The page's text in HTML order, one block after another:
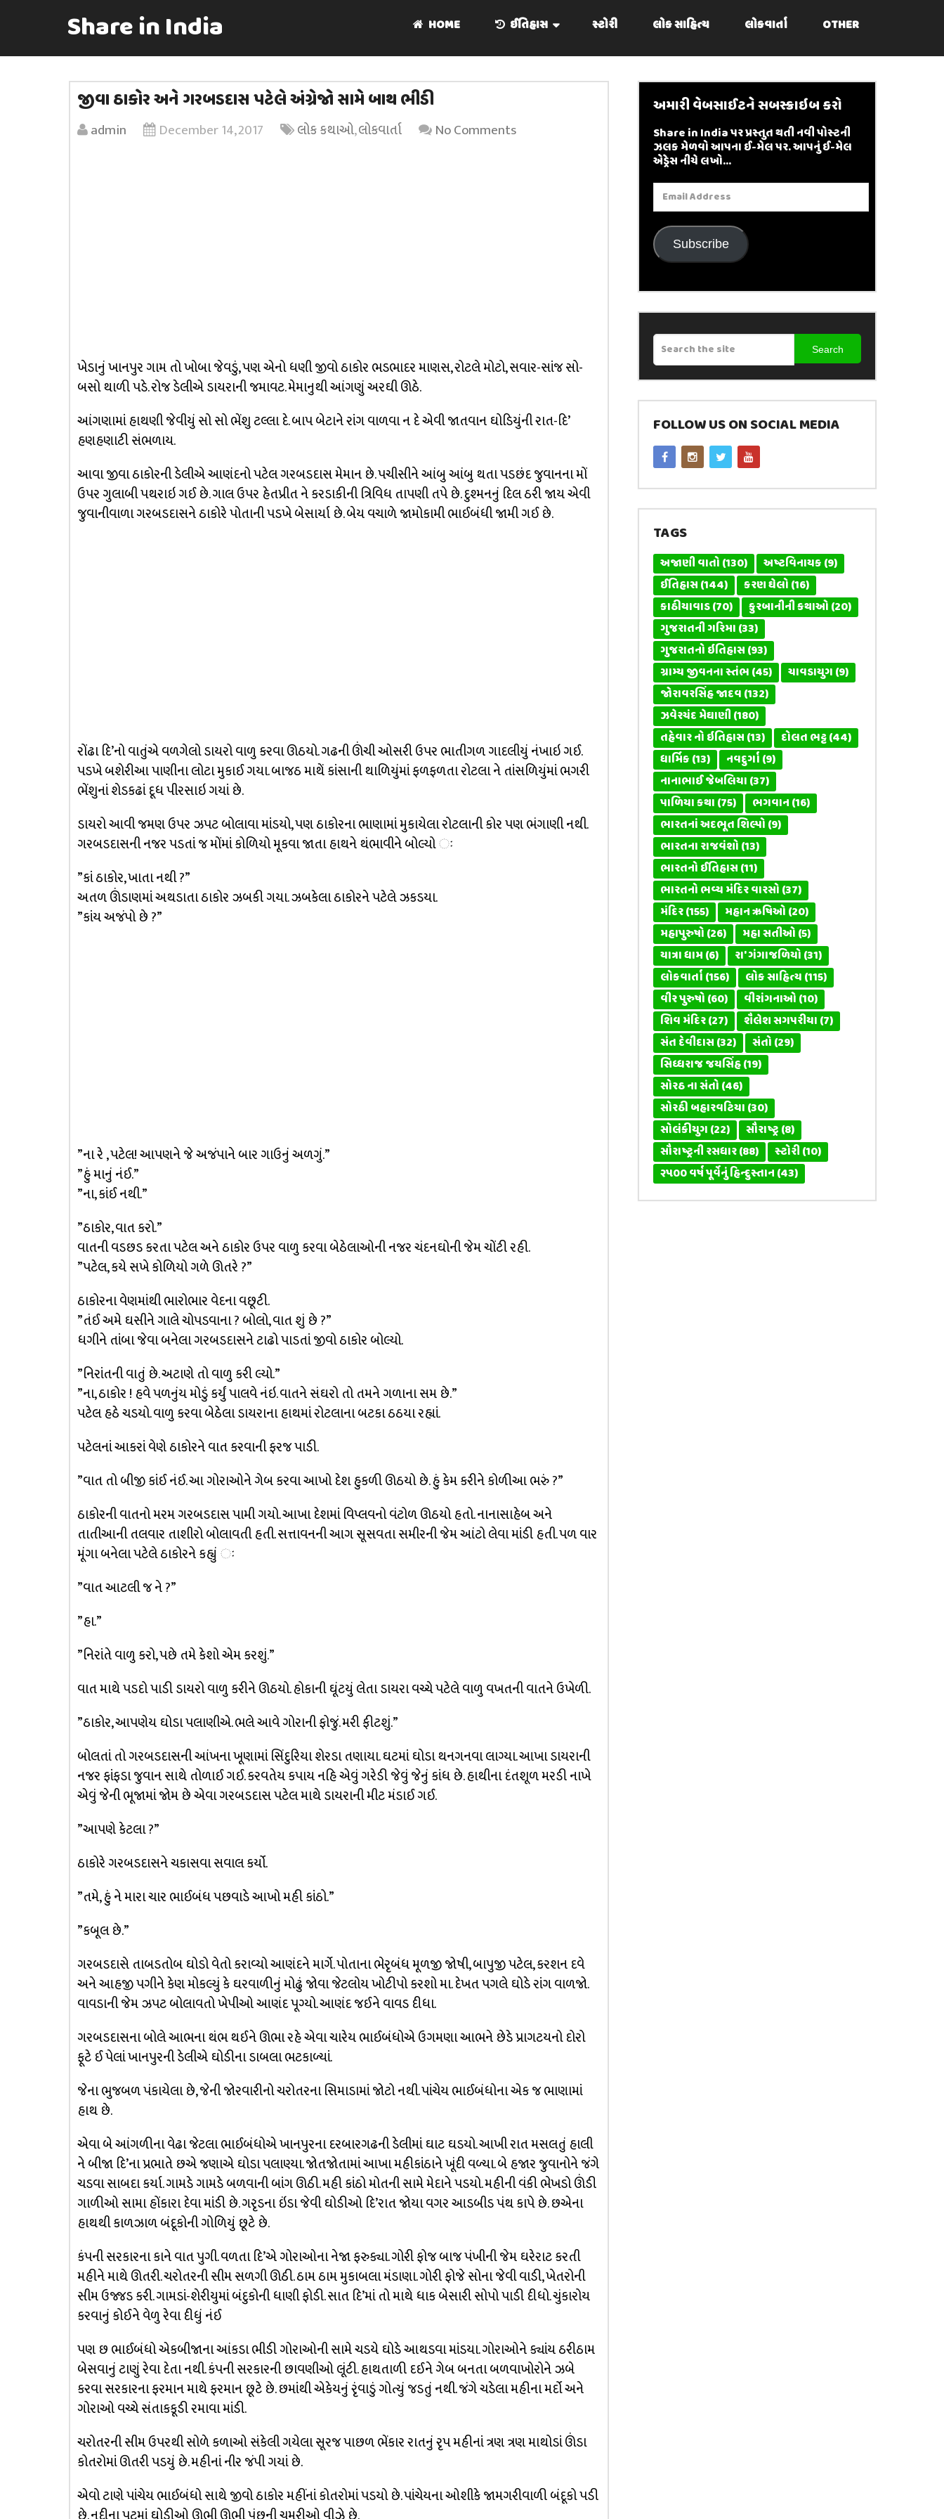
Share in India HOME ઈતિહાસ સ્ટોરી લોક સાહિત્ય લોકવાર્તા OTHER
જીવા ઠાકોર અને ગરબડદાસ પટેલે અંગ્રેજો સામે બાથ ભીડી
admin December 14, 2017 લોક કથાઓ,લોકવાર્તા No Comments
ખેડાનું ખાનપુર ગામ તો ખોબા જેવડું, પણ એનો ધણી જીવો ઠાકોર ભડભાદર માણસ, રોટલે મોટો, સવાર-સાંજ સો-
બસો થાળી પડે. રોજ ડેલીએ ડાયરાની જમાવટ. મેમાનુથી આંગણું અરઘી ઊઠે.
આંગણામાં હાથણી જેવીયું સો સો ભેંશુ ટલ્લા દે. બાપ બેટાને રાંગ વાળવા ન દે એવી જાતવાન ઘોડિયુંની રાત-દિ’
હણહણાટી સંભળાય.
આવા જીવા ઠાકોરની ડેલીએ આણંદનો પટેલ ગરબડદાસ મેમાન છે. પચીસીને આંબુ આંબુ થતા પડછંદ જુવાનના મોં
ઉપર ગુલાબી પથરાઇ ગઈ છે. ગાલ ઉપર હેતપ્રીત ને કરડાકીની ત્રિવિધ તાપણી તપે છે. દુશ્મનનું દિલ ઠરી જાય એવી
જુવાનીવાળા ગરબડદાસને ઠાકોરે પોતાની પડખે બેસાર્યા છે. બેય વચાળે જામોકામી ભાઈબંધી જામી ગઈ છે.
રોંઢા દિ’નો વાતુંએ વળગેલો ડાયરો વાળુ કરવા ઊઠયો. ગઢની ઊંચી ઓસરી ઉપર ભાતીગળ ગાદલીયું નંખાઇ ગઈ.
પડખે બશેરીઆ પાણીના લોટા મુકાઈ ગયા. બાજઠ માથેં કાંસાની થાળિયુંમાં ફળફળતા રોટલા ને તાંસળિયુંમાં ભગરી
ભેંશુનાં શેડકઢાં દૂધ પીરસાઇ ગયાં છે.
ડાયરો આવી જમણ ઉપર ઝપટ બોલાવા માંડયો, પણ ઠાકોરના ભાણામાં મુકાયેલા રોટલાની કોર પણ ભંગાણી નથી.
ગરબડદાસની નજર પડતાં જ મોંમાં કોળિયો મૂકવા જાતા હાથને થંભાવીને બોલ્યો ઃ
”કાં ઠાકોર, ખાતા નથી ?”
અતળ ઊંડાણમાં અથડાતા ઠાકોર ઝબકી ગયા. ઝબકેલા ઠાકોરને પટેલે ઝકડયા.
”કાંય અજંપો છે ?”
”ના રે , પટેલ! આપણને જે અજંપાને બાર ગાઉનું અળગું.”
”હું માનું નંઈ.”
”ના, કાંઈ નથી.”
”ઠાકોર, વાત કરો.”
વાતની વડછડ કરતા પટેલ અને ઠાકોર ઉપર વાળુ કરવા બેઠેલાઓની નજર ચંદનઘોની જેમ ચોંટી રહી.
”પટેલ, કયે સખે કોળિયો ગળે ઊતરે ?”
ઠાકોરના વેણમાંથી ભારોભાર વેદના વછૂટી.
”તંઈ અમે ઘસીને ગાલે ચોપડવાના ? બોલો, વાત શું છે ?”
ધગીને તાંબા જેવા બનેલા ગરબડદાસને ટાઢો પાડતાં જીવો ઠાકોર બોલ્યો.
”નિરાંતની વાતું છે. અટાણે તો વાળુ કરી લ્યો.”
”ના, ઠાકોર ! હવે પળનુંય મોડું કર્યું પાલવે નંઇ. વાતને સંઘરો તો તમને ગળાના સમ છે.”
પટેલ હઠે ચડયો. વાળુ કરવા બેઠેલા ડાયરાના હાથમાં રોટલાના બટકા ઠઠયા રહ્યાં.
પટેલનાં આકરાં વેણે ઠાકોરને વાત કરવાની ફરજ પાડી.
”વાત તો બીજી કાંઈ નંઈ. આ ગોરાઓને ગેબ કરવા આખો દેશ હુકળી ઊઠયો છે. હું કેમ કરીને કોળીઆ ભરું ?”
ઠાકોરની વાતનો મરમ ગરબડદાસ પામી ગયો. આખા દેશમાં વિપ્લવનો વંટોળ ઊઠયો હતો. નાનાસાહેબ અને
તાતીઆની તલવાર તાશીરો બોલાવતી હતી. સત્તાવનની આગ સૂસવતા સમીરની જેમ આંટો લેવા માંડી હતી. પળ વાર
મૂંગા બનેલા પટેલે ઠાકોરને કહ્યું ઃ
”વાત આટલી જ ને ?”
”હા.”
”નિરાંતે વાળુ કરો, પછે તમે કેશો એમ કરશું.”
વાત માથે પડદો પાડી ડાયરો વાળુ કરીને ઊઠયો. હોકાની ઘૂંટયું લેતા ડાયરા વચ્ચે પટેલે વાળુ વખતની વાતને ઉખેળી.
”ઠાકોર, આપણેય ઘોડા પલાણીએ. ભલે આવે ગોરાની ફોજું. મરી ફીટશું.”
બોલતાં તો ગરબડદાસની આંખના ખૂણામાં સિંદુરિયા શેરડા તણાયા. ઘટમાં ઘોડા થનગનવા લાગ્યા. આખા ડાયરાની
નજર ફાંફડા જુવાન સાથે તોળાઈ ગઈ. કરવતેય કપાય નહિ એવું ગરેડી જેવું જેનું કાંધ છે. હાથીના દંતશૂળ મરડી નાખે
એવું જેની ભૂજામાં જોમ છે એવા ગરબડદાસ પટેલ માથે ડાયરાની મીટ મંડાઈ ગઈ.
”આપણે કેટલા ?”
ઠાકોરે ગરબડદાસને ચકાસવા સવાલ કર્યો.
”તમે, હું ને મારા ચાર ભાઈબંધ પછવાડે આખો મહી કાંઠો.”
”કબૂલ છે.”
ગરબડદાસે તાબડતોબ ઘોડો વેતો કરાવ્યો આણંદને માર્ગે. પોતાના ભેરૃબંધ મૂળજી જોષી, બાપુજી પટેલ, કરશન દવે
અને આહજી પગીને કેણ મોકલ્યું કે ઘરવાળીનું મોઢું જોવા જેટલોય ખોટીપો કરશો મા. દેખત પગલે ઘોડે રાંગ વાળજો.
વાવડાની જેમ ઝપટ બોલાવતો ખેપીઓ આણંદ પૂગ્યો. આણંદ જઈને વાવડ દીધા.
ગરબડદાસના બોલે આભના થંભ થઈને ઊભા રહે એવા ચારેય ભાઈબંધોએ ઉગમણા આભને છેડે પ્રાગટયનો દોરો
ફૂટે ઈ પેલાં ખાનપુરની ડેલીએ ઘોડીના ડાબલા ભટકાળ્યાં.
જેના ભુજબળ પંકાયેલા છે, જેની જોરવારીનો ચરોતરના સિમાડામાં જોટો નથી. પાંચેય ભાઈબંધોના એક જ ભાણામાં
હાથ છે.
એવા બે આંગળીના વેઢા જેટલા ભાઈબંધોએ ખાનપુરના દરબારગઢની ડેલીમાં ઘાટ ઘડયો. આખી રાત મસલતું હાલી
ને બીજા દિ’ના પ્રભાતે છએ જણાએ ઘોડા પલાણ્યા. જોતજોતામાં આખા મહીકાંઠાને ખૂંદી વળ્યા. બે હજાર જુવાનોને જંગે
ચડવા સાબદા કર્યા. ગામડે ગામડે બળવાની બાંગ ઊઠી. મહી કાંઠો મોતની સામે મેદાને પડયો. મહીની વંકી ભેખડો ઊંડી
ગાળીઓ સામા હોંકારા દેવા માંડી છે. ગરૃડના ઇંડા જેવી ઘોડીઓ દિ’રાત જોયા વગર આડબીડ પંથ કાપે છે. છએના
હાથથી કાળઝાળ બંદૂકોની ગોળિયું છૂટે છે.
કંપની સરકારના કાને વાત પુગી. વળતા દિ’એ ગોરાઓના નેજા ફરુક્યા. ગોરી ફોજ બાજ પંખીની જેમ ઘરેરાટ કરતી
મહીને માથે ઊતરી. ચરોતરની સીમ સળગી ઊઠી. ઠામ ઠામ મુકાબલા મંડાણા. ગોરી ફોજે સોના જેવી વાડી, ખેતરોની
સીમ ઉજ્જડ કરી. ગામડાં-શેરીયુમાં બંદુકોની ધાણી ફોડી. સાત દિ’માં તો માથે ધાક બેસારી સોપો પાડી દીધો. ચુંકારોય
કરવાનું કોઈને વેળુ રેવા દીધું નંઈ
પણ છ ભાઈબંધો એકબીજાના આંકડા ભીડી ગોરાઓની સામે ચડયે ઘોડે આથડવા માંડયા. ગોરાઓને ક્યાંય ઠરીઠામ
બેસવાનું ટાણું રેવા દેતા નથી. કંપની સરકારની છાવણીઓ લૂંટી. હાથતાળી દઈને ગેબ બનતા બળવાખોરોને ઝબે
કરવા સરકારના ફરમાન માથે ફરમાન છૂટે છે. છમાંથી એકેયનું રૃંવાડું ગોત્યું જડતું નથી. જંગે ચડેલા મહીના મર્દો અને
ગોરાઓ વચ્ચે સંતાકકૂડી રમાવા માંડી.
ચરોતરની સીમ ઉપરથી સોળે કળાઓ સંકેલી ગયેલા સૂરજ પાછળ ભેંકાર રાતનું રૃપ મહીનાં ત્રણ ત્રણ માથોડાં ઊંડા
કોતરોમાં ઊતરી પડયું છે. મહીનાં નીર જંપી ગયાં છે.
એવો ટાણે પાંચેય ભાઈબંધો સાથે જીવો ઠાકોર મહીંનાં કોતરોમાં પડયો છે. પાંચેયના ઓશીકે જામગરીવાળી બંદૂકો પડી
અમારી વેબસાઈટને સબસ્ક્રાઇબ કરો
Share in India પર પ્રસ્તુત થતી નવી પોસ્ટની
ઝલક મેળવો આપના ઈ-મેલ પર. આપનું ઈ-મેલ
એડ્રેસ નીચે લખો...
Email
Address
Subscribe
Search
FOLLOW US ON SOCIAL MEDIA
TAGS
અજાણી વાતો(130) અષ્ટવિનાયક(9)
ઈતિહાસ(144) કરણ ઘેલો(16)
કાઠીયાવાડ(70) કુરબાનીની કથાઓ(20)
ગુજરાતની ગરિમા(33)
ગુજરાતનો ઇતિહાસ(93)
ગ્રામ્ય જીવનના સ્તંભ(45) ચાવડાયુગ(9)
જોરાવરસિંહ જાદવ(132)
ઝવેરચંદ મેઘાણી(180)
તહેવાર નો ઇતિહાસ(13) દોલત ભટ્ટ(44)
ધાર્મિક(13) નવદુર્ગા(9)
નાનાભાઈ જેબલિયા(37)
પાળિયા કથા(75) ભગવાન(16)
ભારતનાં અદભૂત શિલ્પો(9)
ભારતના રાજવંશો(13)
ભારતનો ઈતિહાસ(11)
ભારતનો ભવ્ય મંદિર વારસો(37)
મંદિર(155) મહાન ઋષિઓ(20)
મહાપુરુષો(26) મહા સતીઓ(5)
યાત્રા ધામ(6) રા' ગંગાજળિયો(31)
લોકવાર્તા(156) લોક સાહિત્ય(115)
વીર પુરુષો(60) વીરાંગનાઓ(10)
શિવ મંદિર(27) શૈલેશ સગપરીયા(7)
સંત દેવીદાસ(32) સંતો(29)
સિધ્ધરાજ જયસિંહ(19)
સોરઠ ના સંતો(46)
સોરઠી બહારવટિયા(30)
સોલંકીયુગ(22) સૌરાષ્ટ્ર(8)
સૌરાષ્ટ્રની રસધાર(88) સ્ટોરી(10)
૨૫૦૦ વર્ષ પૂર્વેનું હિન્દુસ્તાન(43)